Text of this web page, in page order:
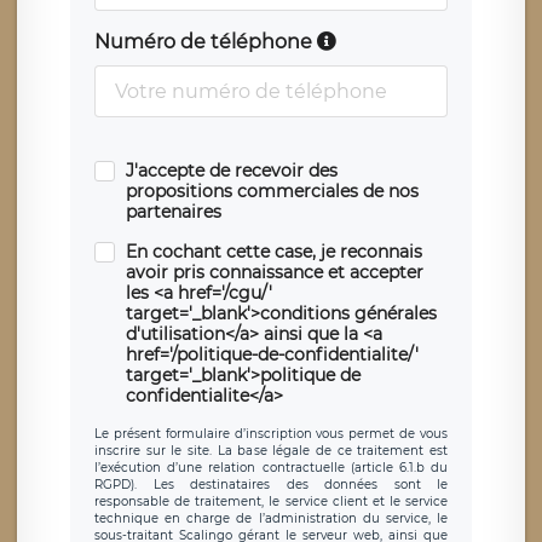
Numéro de téléphone
J'accepte de recevoir des
propositions commerciales de nos
partenaires
En cochant cette case, je reconnais
avoir pris connaissance et accepter
les <a href='/cgu/'
target='_blank'>conditions générales
d'utilisation</a> ainsi que la <a
href='/politique-de-confidentialite/'
target='_blank'>politique de
confidentialite</a>
Le présent formulaire d’inscription vous permet de vous
inscrire sur le site. La base légale de ce traitement est
l’exécution d’une relation contractuelle (article 6.1.b du
RGPD). Les destinataires des données sont le
responsable de traitement, le service client et le service
technique en charge de l’administration du service, le
sous-traitant Scalingo gérant le serveur web, ainsi que